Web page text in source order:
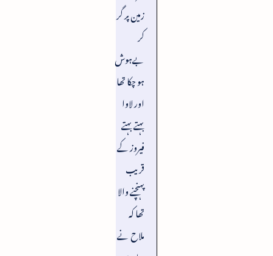
زمین پر گر
کر
بےہوش
ہو چکا تھا
اور لاوا
بہتے بہتے
فیروز کے
قریب
پہنچنے والا
تھا کہ
ملاح نے